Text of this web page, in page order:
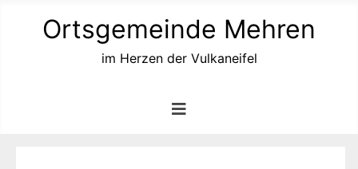
Ortsgemeinde Mehren
im Herzen der Vulkaneifel